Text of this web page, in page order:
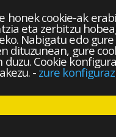
honek cookie-ak
eta zerbitzu
Nabigatu edo
dituzunean, gure
duzu. Cookie
- zure